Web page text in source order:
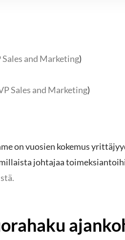
Sales and Marketing)
Sales and Marketing)
on vuosien kokemus
johtajaa